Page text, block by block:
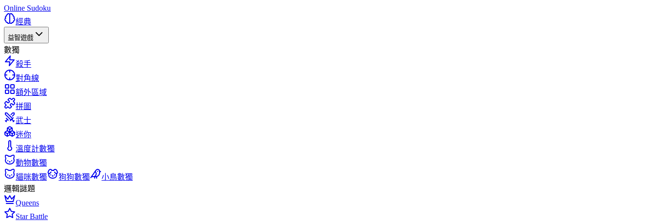
Online Sudoku
經典
益智遊戲
數獨
殺手
對角線
額外區域
拼圖
武士
迷你
溫度計數獨
動物數獨
貓咪數獨
狗狗數獨
小鳥數獨
邏輯謎題
Queens
Star Battle